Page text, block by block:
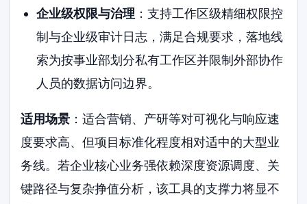
企业级权限与治理 ：支持工作区级精细权限控
制与企业级审计日志，满足合规要求，落地线
索为按事业部划分私有工作区并限制外部协作
人员的数据访问边界。
适用场景 ：适合营销、产研等对可视化与响应速
度要求高、但项目标准化程度相对适中的大型业
务线。若企业核心业务强依赖深度资源调度、关
键路径与复杂挣值分析，该工具的支撑力将显不